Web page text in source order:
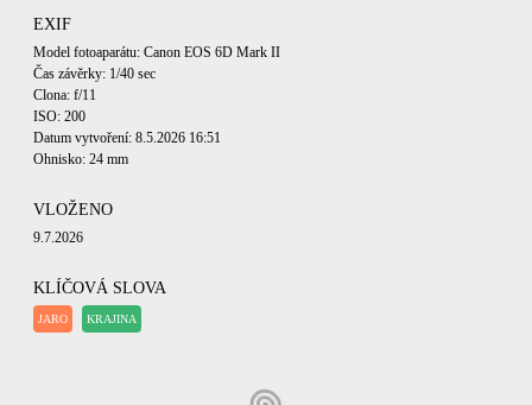
EXIF
Model fotoaparátu: Canon EOS 6D Mark II
Čas závěrky: 1/40 sec
Clona: f/11
ISO: 200
Datum vytvoření: 8.5.2026 16:51
Ohnisko: 24 mm
VLOŽENO
9.7.2026
KLÍČOVÁ SLOVA
JARO KRAJINA